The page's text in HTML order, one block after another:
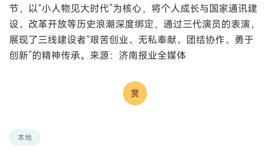
节，以“小人物见大时代”为核心，将个人成长与国家通讯建
设、改革开放等历史浪潮深度绑定，通过三代演员的表演，
展现了三线建设者“艰苦创业、无私奉献、团结协作、勇于
创新”的精神传承。来源：济南报业全媒体
本地